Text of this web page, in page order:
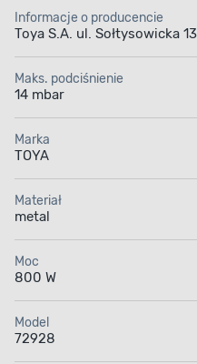
Wydajność w
kominków i grilli,
Łatwa obsługa i
Odkurzacz do popiołu 18L
rozwiązanie dla każdego,
bezpiecznego sposobu na
obszarze kominka, pieca
mocy, wysokiej pojemności
urządzenie jest
Informacje o producencie
Toya S.A. ul. Sołtysowicka
Maks. podciśnienie
14 mbar
Marka
TOYA
Materiał
metal
Moc
800 W
Model
72928